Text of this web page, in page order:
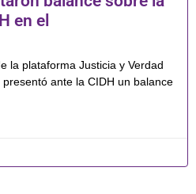
en el
la plataforma Justicia y Verdad
ante la CIDH un balance